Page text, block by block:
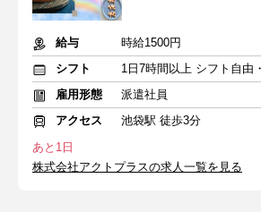
給与
時給1500円
シフト
1日7時間以上 シフト自由
雇用形態
派遣社員
アクセス
池袋駅 徒歩3分
あと1日
株式会社アクトプラスの求人一覧を見る